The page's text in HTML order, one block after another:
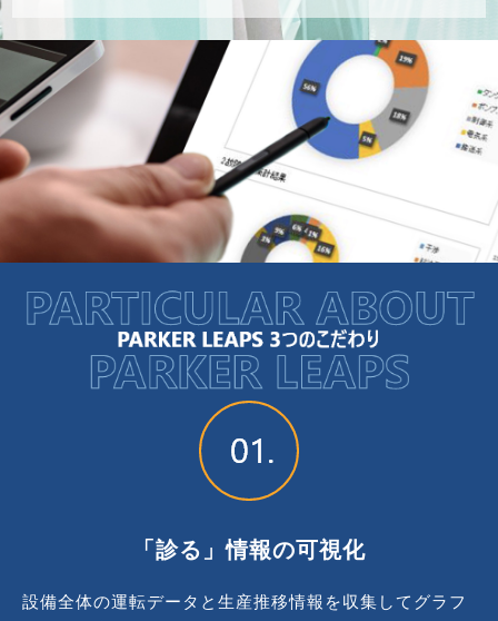
「診る」情報の可視化
設備全体の運転データと生産推移情報を収集してグラフ